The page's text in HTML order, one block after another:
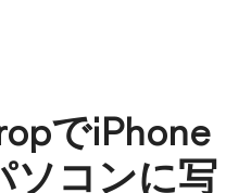
でiPhone
ソコンに写